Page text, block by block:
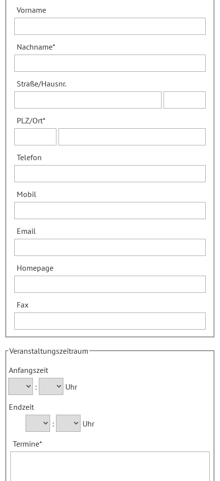
Vorname
Nachname*
Straße/Hausnr.
PLZ/Ort*
Telefon
Mobil
Email
Homepage
Fax
Veranstaltungszeitraum
Anfangszeit
:
Uhr
Endzeit
:
Uhr
Termine*